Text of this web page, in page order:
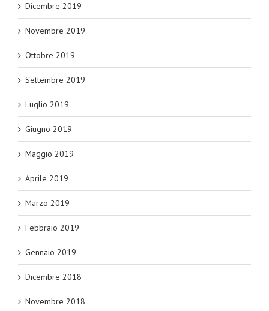
Dicembre 2019
Novembre 2019
Ottobre 2019
Settembre 2019
Luglio 2019
Giugno 2019
Maggio 2019
Aprile 2019
Marzo 2019
Febbraio 2019
Gennaio 2019
Dicembre 2018
Novembre 2018